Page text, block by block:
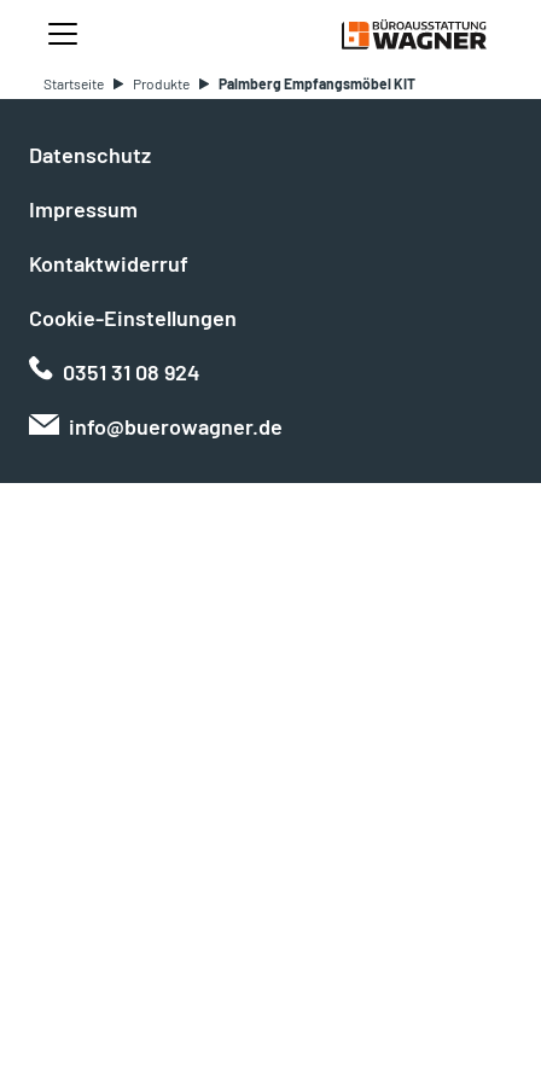
Startseite Produkte Palmberg Empfangsmöbel KIT
Datenschutz
Impressum
Kontaktwiderruf
Cookie-Einstellungen
0351 31 08 924
info@buerowagner.de